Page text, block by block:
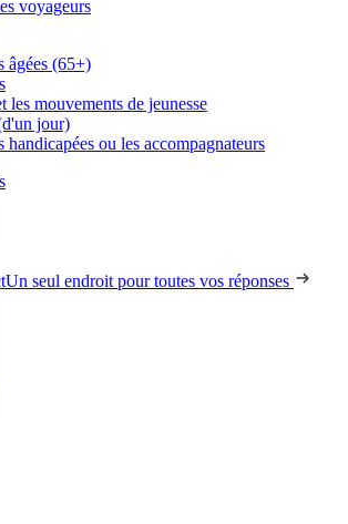
voyageurs
âgées (65+)
les mouvements de jeunesse
jour)
handicapées ou les accompagnateurs
Un seul endroit pour toutes vos réponses